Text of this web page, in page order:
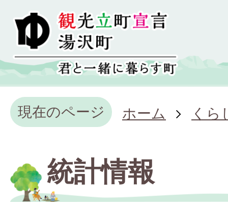
現在のページ ホーム くら
統計情報